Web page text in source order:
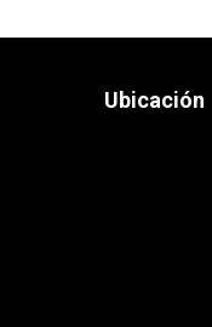
Ubicación